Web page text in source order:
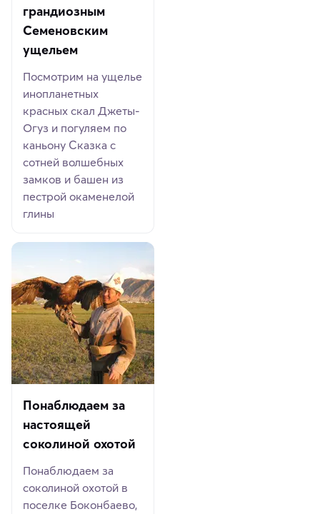
грандиозным
Семеновским
ущельем
Посмотрим на ущелье
инопланетных
красных скал Джеты-
Огуз и погуляем по
каньону Сказка с
сотней волшебных
замков и башен из
пестрой окаменелой
глины
Понаблюдаем за
настоящей
соколиной охотой
Понаблюдаем за
соколиной охотой в
поселке Боконбаево,